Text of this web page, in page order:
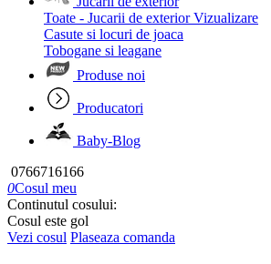
Toate - Jucarii de exterior Vizualizare
Casute si locuri de joaca
Tobogane si leagane
Produse noi
Producatori
Baby-Blog
0766716166
0Cosul meu
Continutul cosului:
Cosul este gol
Vezi cosul Plaseaza comanda